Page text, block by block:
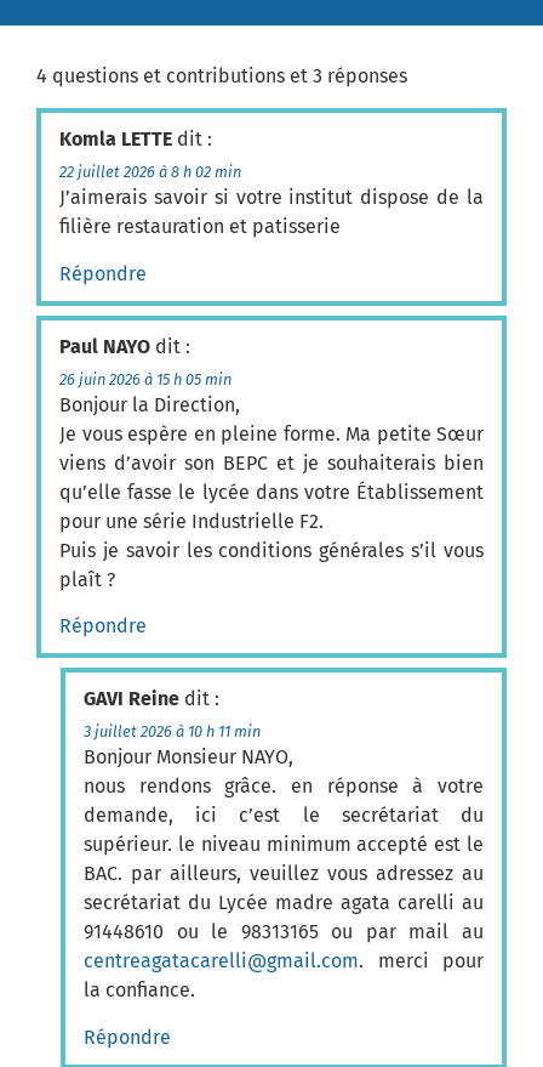
4 questions et contributions et 3 réponses
Komla LETTE dit :
22 juillet 2026 à 8 h 02 min
J’aimerais savoir si votre institut dispose de la
filière restauration et patisserie
Répondre
Paul NAYO dit :
26 juin 2026 à 15 h 05 min
Bonjour la Direction,
Je vous espère en pleine forme. Ma petite Sœur
viens d’avoir son BEPC et je souhaiterais bien
qu’elle fasse le lycée dans votre Établissement
pour une série Industrielle F2.
Puis je savoir les conditions générales s’il vous
plaît ?
Répondre
GAVI Reine dit :
3 juillet 2026 à 10 h 11 min
Bonjour Monsieur NAYO,
nous rendons grâce. en réponse à votre
demande, ici c’est le secrétariat du
supérieur. le niveau minimum accepté est le
BAC. par ailleurs, veuillez vous adressez au
secrétariat du Lycée madre agata carelli au
91448610 ou le 98313165 ou par mail au
centreagatacarelli@gmail.com. merci pour
la confiance.
Répondre